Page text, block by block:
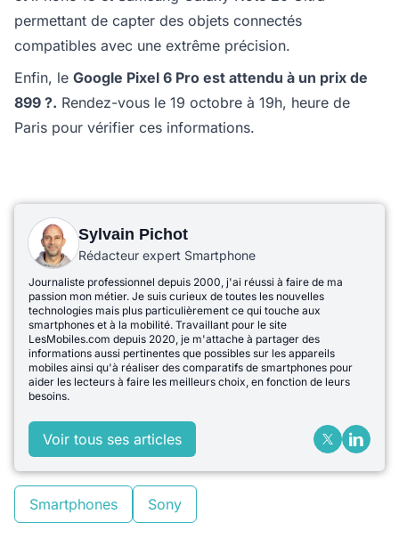
permettant de capter des objets connectés
compatibles avec une extrême précision.
Enfin, le Google Pixel 6 Pro est attendu à un prix de
899 ?. Rendez-vous le 19 octobre à 19h, heure de
Paris pour vérifier ces informations.
Sylvain Pichot
Rédacteur expert Smartphone
Journaliste professionnel depuis 2000, j'ai réussi à faire de ma
passion mon métier. Je suis curieux de toutes les nouvelles
technologies mais plus particulièrement ce qui touche aux
smartphones et à la mobilité. Travaillant pour le site
LesMobiles.com depuis 2020, je m'attache à partager des
informations aussi pertinentes que possibles sur les appareils
mobiles ainsi qu'à réaliser des comparatifs de smartphones pour
aider les lecteurs à faire les meilleurs choix, en fonction de leurs
besoins.
Voir tous ses articles
Smartphones Sony